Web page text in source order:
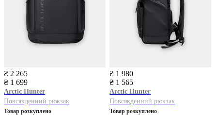
₴ 2 265
₴ 1 699
Arctic Hunter
Повсякденний рюкзак
Товар розкуплено
₴ 1 980
₴ 1 565
Arctic Hunter
Повсякденний рюкзак
Товар розкуплено